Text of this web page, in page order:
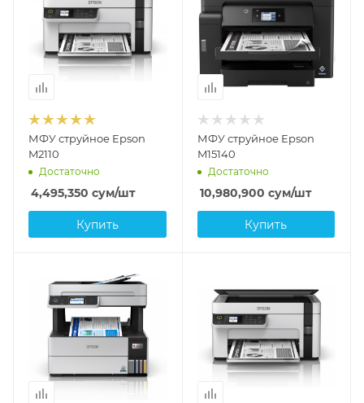
МФУ струйное Epson
M2110
Достаточно
4,495,350 сум/шт
Купить
МФУ струйное Epson
M15140
Достаточно
10,980,900 сум/шт
Купить